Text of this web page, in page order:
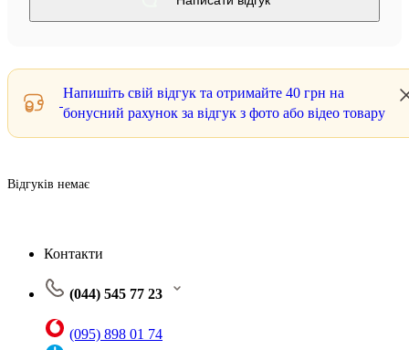
Напишіть свій відгук та отримайте 40 грн на
бонусний рахунок за відгук з фото або відео товару
Відгуків немає
Контакти
(044) 545 77 23
(095) 898 01 74